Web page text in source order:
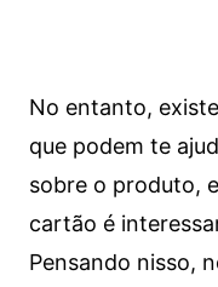
No entanto,
que podem te
sobre o produto,
cartão é
Pensando nisso,